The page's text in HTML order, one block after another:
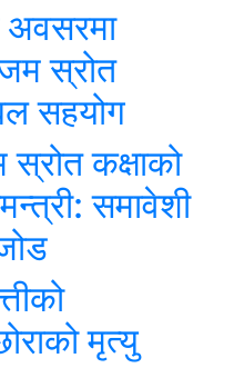
अवसरमा
स्रोत
सहयोग
कक्षाको
समावेशी
मृत्यु